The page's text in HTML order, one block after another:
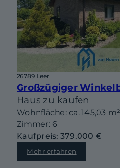
26789 Leer
Haus zu kaufen
Wohnfläche: ca. 145,03 m²
Zimmer: 6
Kaufpreis: 379.000 €
Mehr erfahren